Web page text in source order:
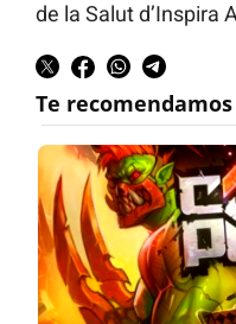
de la Salut d’Inspira